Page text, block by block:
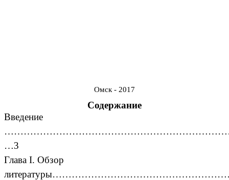
Омск - 2017
Содержание
Введение
…3
Глава I. Обзор